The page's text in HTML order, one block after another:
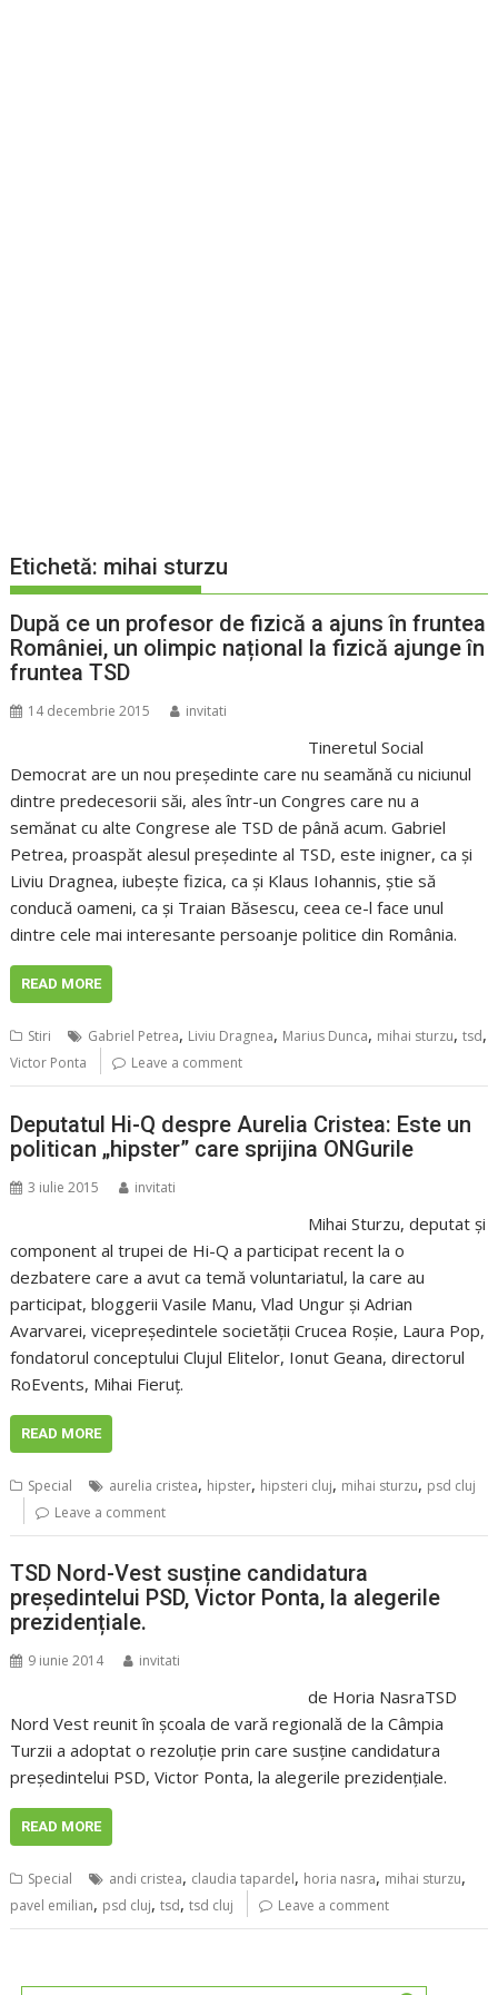
Etichetă: mihai sturzu
După ce un profesor de fizică a ajuns în fruntea
României, un olimpic național la fizică ajunge în
fruntea TSD
14 decembrie 2015 invitati
Tineretul Social
Democrat are un nou președinte care nu seamănă cu niciunul
dintre predecesorii săi, ales într-un Congres care nu a
semănat cu alte Congrese ale TSD de până acum. Gabriel
Petrea, proaspăt alesul președinte al TSD, este inigner, ca și
Liviu Dragnea, iubește fizica, ca și Klaus Iohannis, știe să
conducă oameni, ca și Traian Băsescu, ceea ce-l face unul
dintre cele mai interesante persoanje politice din România.
READ MORE
Stiri Gabriel Petrea, Liviu Dragnea, Marius Dunca, mihai sturzu,tsd,
Victor Ponta Leave a comment
Deputatul Hi-Q despre Aurelia Cristea: Este un
politican „hipster” care sprijina ONGurile
3 iulie 2015 invitati
Mihai Sturzu, deputat şi
component al trupei de Hi-Q a participat recent la o
dezbatere care a avut ca temă voluntariatul, la care au
participat, bloggerii Vasile Manu, Vlad Ungur şi Adrian
Avarvarei, vicepreşedintele societăţii Crucea Roşie, Laura Pop,
fondatorul conceptului Clujul Elitelor, Ionut Geana, directorul
RoEvents, Mihai Fieruţ.
READ MORE
Special aurelia cristea, hipster, hipsteri cluj, mihai sturzu, psd cluj
Leave a comment
TSD Nord-Vest susține candidatura
președintelui PSD, Victor Ponta, la alegerile
prezidențiale.
9 iunie 2014 invitati
de Horia NasraTSD
Nord Vest reunit în școala de vară regională de la Câmpia
Turzii a adoptat o rezoluție prin care susține candidatura
președintelui PSD, Victor Ponta, la alegerile prezidențiale.
READ MORE
Special andi cristea, claudia tapardel, horia nasra, mihai sturzu,
pavel emilian, psd cluj,tsd,tsd cluj Leave a comment